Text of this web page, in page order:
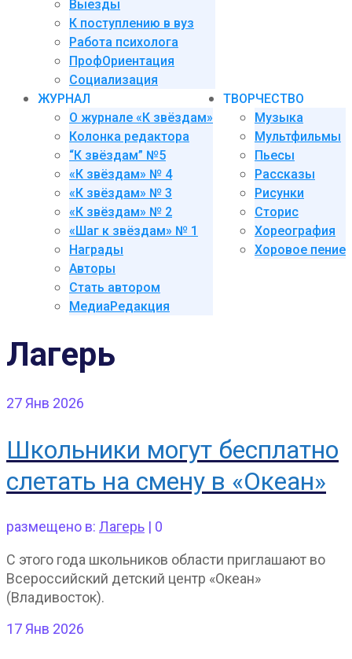
Выезды
К поступлению в вуз
Работа психолога
ПрофОриентация
Социализация
ЖУРНАЛ
О журнале «К звёздам»
Колонка редактора
“К звёздам” №5
«К звёздам» № 4
«К звёздам» № 3
«К звёздам» № 2
«Шаг к звёздам» № 1
Награды
Авторы
Стать автором
МедиаРедакция
ТВОРЧЕСТВО
Музыка
Мультфильмы
Пьесы
Рассказы
Рисунки
Сторис
Хореография
Хоровое пение
Лагерь
27Янв 2026
Школьники могут бесплатно
слетать на смену в «Океан»
размещено в: Лагерь | 0
С этого года школьников области приглашают во
Всероссийский детский центр «Океан»
(Владивосток).
17Янв 2026